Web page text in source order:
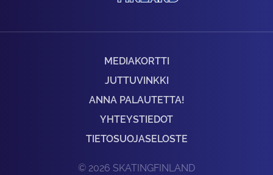
MEDIAKORTTI
JUTTUVINKKI
ANNA PALAUTETTA!
YHTEYSTIEDOT
TIETOSUOJASELOSTE
© 2026 SKATINGFINLAND